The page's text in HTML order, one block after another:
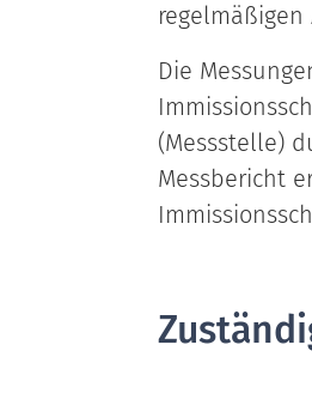
Die
(Messstelle)
Messbericht